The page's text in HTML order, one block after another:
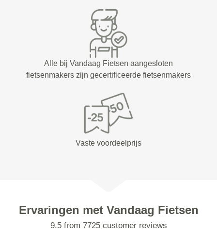
Alle bij Vandaag Fietsen aangesloten
fietsenmakers zijn gecertificeerde fietsenmakers
Vaste voordeelprijs
Ervaringen met Vandaag Fietsen
9.5 from 7725 customer reviews